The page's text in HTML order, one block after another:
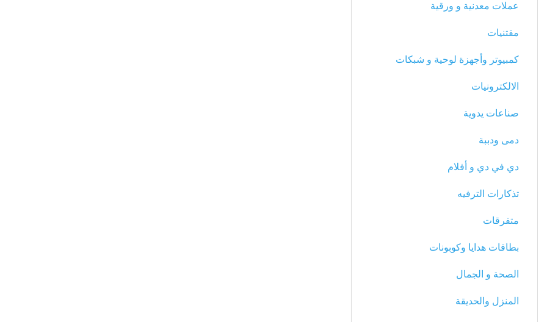
عملات معدنية و ورقية
مقتنيات
كمبيوتر وأجهزة لوحية و شبكات
الالكترونيات
صناعات يدوية
دمى ودببة
دي في دي و أفلام
تذكارات الترفيه
متفرقات
بطاقات هدايا وكوبونات
الصحة و الجمال
المنزل والحديقة